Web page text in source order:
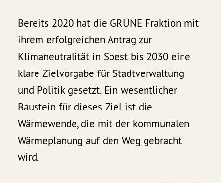
Bereits 2020 hat die GRÜNE Fraktion mit
ihrem erfolgreichen Antrag zur
Klimaneutralität in Soest bis 2030 eine
klare Zielvorgabe für Stadtverwaltung
und Politik gesetzt. Ein wesentlicher
Baustein für dieses Ziel ist die
Wärmewende, die mit der kommunalen
Wärmeplanung auf den Weg gebracht
wird.